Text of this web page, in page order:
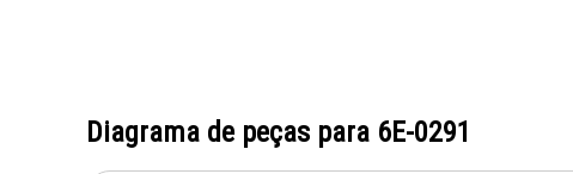
Diagrama de peças para 6E-0291